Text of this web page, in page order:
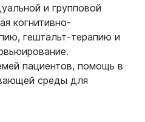
и групповой
когнитивно-
гештальт-терапию и
пациентов, помощь в
среды для